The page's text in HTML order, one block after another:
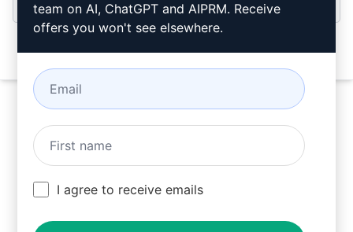
今すぐこの
クロード・プロン
プトを試す
team on AI, ChatGPT and AIPRM. Receive
offers you won't see elsewhere.
I agree to receive emails